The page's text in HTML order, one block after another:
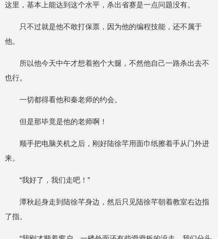
这里，基本上能达到这个水平，杀出省赛是一点问题没有。
只不过就是他不敢打保票，因为他的编程技能，还不属于
他。
所以他今天中午才想着抱个大腿，不然他自己一路杀出去不
也行。
一切都得看他和秦老师的约会。
但是那毕竟是他的老师啊！
顺手把电脑关机之后，刚好陆徐芊用面巾纸擦着手从门外进
来。
“我好了，我们走吧！”
潭秋起身走到陆徐芊身边，然后只见陆徐芊朝着教室右边指
了指。